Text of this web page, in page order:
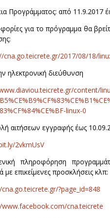
Προγράμματος: από 11.9.2017
για το πρόγραμμα θα
cna.go.teicrete.gr/2017/08/18/
ηλεκτρονική διεύθυνση
content/
linux-0
αιτήσεων εγγραφής έως
2vkmUsV
πληροφόρηση
με επικείμενες προσκλήσεις κλπ:
?page_id=848
cna.teicrete